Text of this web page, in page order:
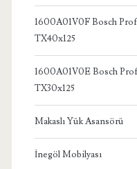
1600A01V0F Bosch
TX40x125
1600A01V0E Bosch
TX30x125
Makaslı Yük Asansörü
İnegöl Mobilyası